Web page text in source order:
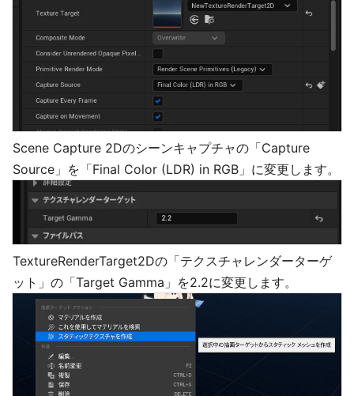
Scene Capture 2Dのシーンキャプチャの「Capture
Source」を「Final Color (LDR) in RGB」に変更します。
TextureRenderTarget2Dの「テクスチャレンダーターゲ
ット」の「Target Gamma」を2.2に変更します。